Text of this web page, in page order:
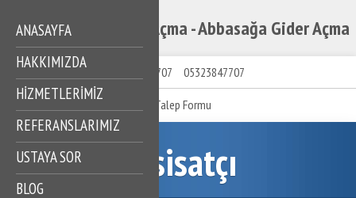
Abbasağa Tıkanıklık Açma - Abbasağa Gider Açma
ANASAYFA
HAKKIMIZDA
HIZMETLERIMIZ
REFERANSLARIMIZ
USTAYA SOR
BLOG
05323847707 05323847707
Talep Formu
Tesisatçı